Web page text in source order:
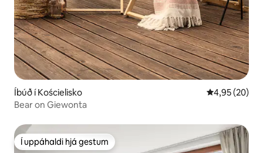
Íbúð í Kościelisko 4,95 af 5 í
4,95 (20)
Bear on Giewonta
Í uppáhaldi hjá gestum
Í uppáhaldi hjá gestum